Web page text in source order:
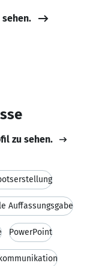
sehen.
zu sehen.
Auffassungsgabe
PowerPoint